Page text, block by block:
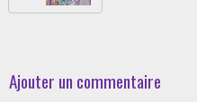
Ajouter un commentaire